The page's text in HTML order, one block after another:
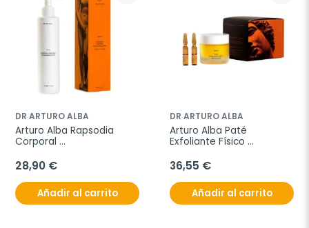
DR ARTURO ALBA
Arturo Alba Rapsodia
Corporal
28,90 €
Añadir al carrito
DR ARTURO ALBA
Arturo Alba Paté
Exfoliante Físico
36,55 €
Añadir al carrito